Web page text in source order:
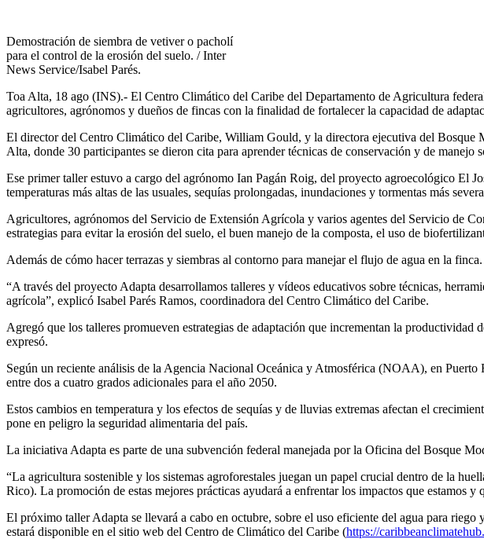
Demostración de siembra de vetiver o pacholí
para el control de la erosión del suelo. / Inter
News Service/Isabel Parés.
Toa Alta, 18 ago (INS).- El Centro Climático del Caribe del Departamento de Agricultura
agricultores, agrónomos y dueños de fincas con la finalidad de fortalecer la capacidad de
El director del Centro Climático del Caribe, William Gould, y la directora ejecutiva del Bosque
Alta, donde 30 participantes se dieron cita para aprender técnicas de conservación y de manejo
Ese primer taller estuvo a cargo del agrónomo Ian Pagán Roig, del proyecto agroecológico El
temperaturas más altas de las usuales, sequías prolongadas, inundaciones y tormentas más
Agricultores, agrónomos del Servicio de Extensión Agrícola y varios agentes del Servicio de
estrategias para evitar la erosión del suelo, el buen manejo de la composta, el uso de
Además de cómo hacer terrazas y siembras al contorno para manejar el flujo de agua en la finca.
“A través del proyecto Adapta desarrollamos talleres y vídeos educativos sobre técnicas,
agrícola”, explicó Isabel Parés Ramos, coordinadora del Centro Climático del Caribe.
Agregó que los talleres promueven estrategias de adaptación que incrementan la
expresó.
Según un reciente análisis de la Agencia Nacional Oceánica y Atmosférica (NOAA), en Puerto
entre dos a cuatro grados adicionales para el año 2050.
Estos cambios en temperatura y los efectos de sequías y de lluvias extremas afectan el
pone en peligro la seguridad alimentaria del país.
La iniciativa Adapta es parte de una subvención federal manejada por la Oficina del Bosque
“La agricultura sostenible y los sistemas agroforestales juegan un papel crucial dentro de la
Rico). La promoción de estas mejores prácticas ayudará a enfrentar los impactos que
El próximo taller Adapta se llevará a cabo en octubre, sobre el uso eficiente del agua para
estará disponible en el sitio web del Centro de Climático del Caribe (https://